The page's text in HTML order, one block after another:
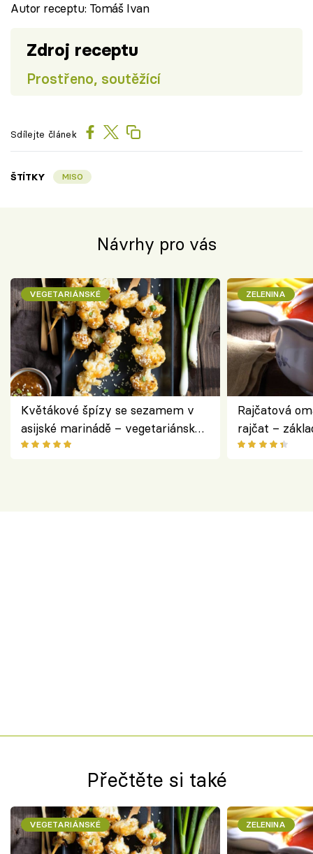
Autor receptu: Tomáš Ivan
Zdroj receptu
Prostřeno, soutěžící
Sdílejte článek
ŠTÍTKY MISO
Návrhy pro vás
VEGETARIÁNSKÉ
Květákové špízy se sezamem v
asijské marinádě – vegetariánská
chuťovka z grilu
ZELENINA
Rajčatová
rajčat –
Přečtěte si také
VEGETARIÁNSKÉ ZELENINA